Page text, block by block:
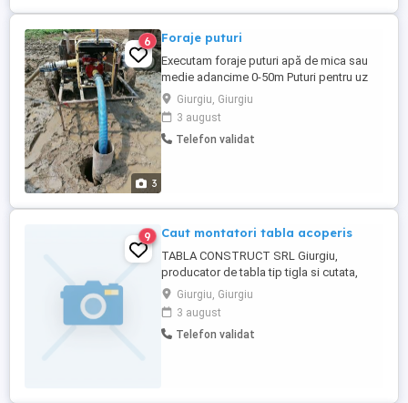
3
6 Foraje puturi
Executam foraje puturi apă de mica sau
medie adancime 0-50m Puturi pentru uz
casnic Puturi pentru santier Puturi pentru
irigatii Garantam debitul necesar cerintelor
dumneavoastra. Termenul de executie
este o zi. forajele de captare a apei se
Giurgiu, Giurgiu
3 august
Telefon validat
9 Caut montatori tabla acoperis
TABLA CONSTRUCT SRL Giurgiu,
producator de tabla tip tigla si cutata,
doreste colaborare cu echipe de
montatori calificati, profesionisti, pentru
acoperis si sistem pluvial.
Giurgiu, Giurgiu
3 august
Telefon validat